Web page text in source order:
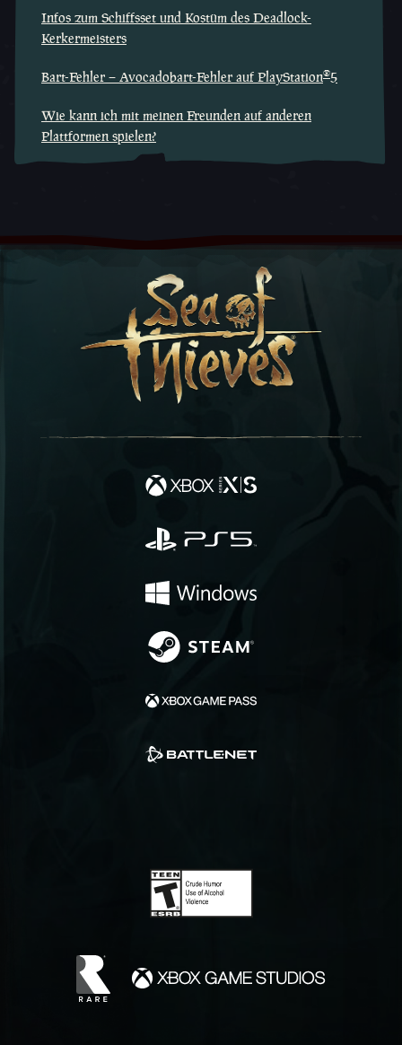
Infos zum Schiffsset und Kostüm des Deadlock-
Kerkermeisters
Bart-Fehler – Avocadobart-Fehler auf PlayStation®5
Wie kann ich mit meinen Freunden auf anderen
Plattformen spielen?